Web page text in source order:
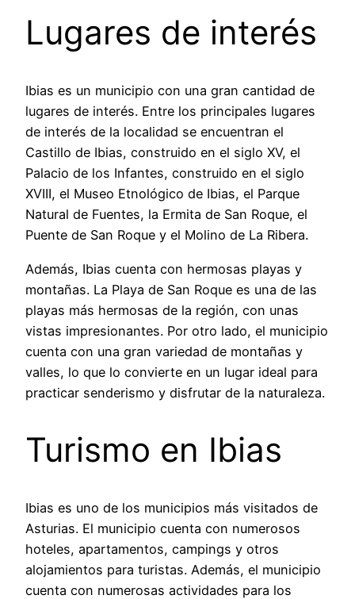
Lugares de interés
Ibias es un municipio con una gran cantidad de
lugares de interés. Entre los principales lugares
de interés de la localidad se encuentran el
Castillo de Ibias, construido en el siglo XV, el
Palacio de los Infantes, construido en el siglo
XVIII, el Museo Etnológico de Ibias, el Parque
Natural de Fuentes, la Ermita de San Roque, el
Puente de San Roque y el Molino de La Ribera.
Además, Ibias cuenta con hermosas playas y
montañas. La Playa de San Roque es una de las
playas más hermosas de la región, con unas
vistas impresionantes. Por otro lado, el municipio
cuenta con una gran variedad de montañas y
valles, lo que lo convierte en un lugar ideal para
practicar senderismo y disfrutar de la naturaleza.
Turismo en Ibias
Ibias es uno de los municipios más visitados de
Asturias. El municipio cuenta con numerosos
hoteles, apartamentos, campings y otros
alojamientos para turistas. Además, el municipio
cuenta con numerosas actividades para los